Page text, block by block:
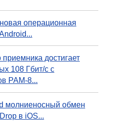
операционная
достигает
108 Гбит/с с
PAM-8...
молниеносный обмен
в iOS...